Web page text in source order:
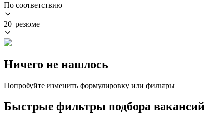
По соответствию
20 резюме
Ничего не нашлось
Попробуйте изменить формулировку или фильтры
Быстрые фильтры подбора вакансий